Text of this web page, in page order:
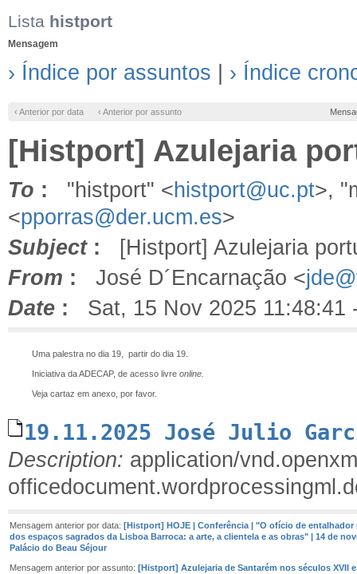
Lista histport
Mensagem
› Índice por assuntos › Índice
‹ Anterior por data ‹ Anterior por assunto
[Histport] Azulejaria
To : "histport" <histport@uc.pt>,
<pporras@der.ucm.es>
Subject: [Histport] Azulejaria
From : José D´Encarnação <
Date : Sat, 15 Nov 2025 11:48:41
Uma palestra no dia 19, partir do dia 19.
Iniciativa da ADECAP, de acesso livre online.
Veja cartaz em anexo, por favor.
19.11.2025 José Julio
Description: application/
Mensagem anterior por data: [Histport] HOJE | Conferência | "O ofício de entalhador
dos espaços sagrados da Lisboa Barroca: a arte, a clientela e as obras" | 14 de
Palácio do Beau Séjour
Mensagem anterior por assunto: [Histport] Azulejaria de Santarém nos séculos XVII e